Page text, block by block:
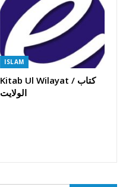
ISLAM
Kitab Ul Wilayat / کتاب
الولایت